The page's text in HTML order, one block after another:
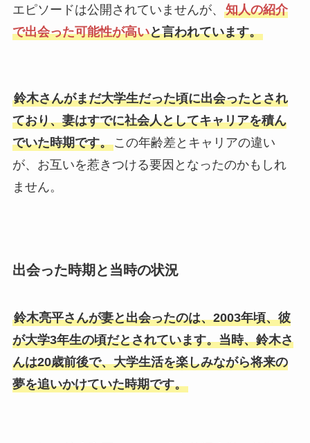
エピソードは公開されていませんが、 知人の紹介
で出会った可能性が高いと言われています。
鈴木さんがまだ大学生だった頃に出会ったとされ
ており、妻はすでに社会人としてキャリアを積ん
でいた時期です。この年齢差とキャリアの違い
が、お互いを惹きつける要因となったのかもしれ
ません。
出会った時期と当時の状況
鈴木亮平さんが妻と出会ったのは、2003年頃、彼
が大学3年生の頃だとされています。当時、鈴木さ
んは20歳前後で、大学生活を楽しみながら将来の
夢を追いかけていた時期です。